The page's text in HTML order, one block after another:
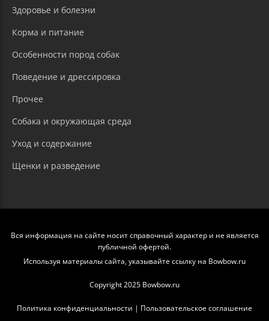
Здоровье и болезни
Корма и питание
Особенности пород собак
Поведение и дрессировка
Прочее
Собака и окружающая среда
Уход и содержание
Щенки и разведение
Вся информация на сайте носит справочный характер и не является
публичной офертой.
Используя материалы сайта, указывайте ссылку на Bowbow.ru
Copyright 2025 Bowbow.ru
Политика конфиденциальности | Пользовательское соглашение